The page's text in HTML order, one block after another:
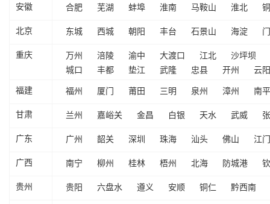
安徽 合肥 芜湖 蚌埠 淮南 马鞍山 淮北
北京 东城 西城 朝阳 丰台 石景山 海淀
重庆 万州 涪陵 渝中 大渡口 江北
沙坪坝
城口
丰都 垫江 武隆 忠县 开州 云阳
福建 福州 厦门 莆田 三明 泉州 漳州 南平
甘肃 兰州 嘉峪关 金昌 白银 天水 武威
广东 广州 韶关 深圳 珠海 汕头 佛山 江门
广西 南宁 柳州 桂林 梧州 北海 防城港
贵州 贵阳 六盘水 遵义 安顺 铜仁 黔西南